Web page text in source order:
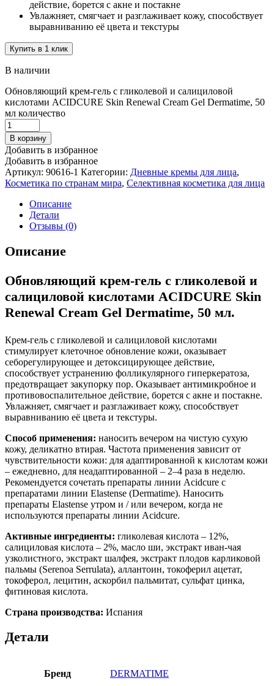
действие, борется с акне и постакне
Увлажняет, смягчает и разглаживает кожу, способствует
выравниванию её цвета и текстуры
Купить в 1 клик
В наличии
Обновляющий крем-гель с гликолевой и салициловой
кислотами ACIDCURE Skin Renewal Cream Gel Dermatime, 50
мл количество
В корзину
Добавить в избранное
Добавить в избранное
Артикул: 90616-1 Категории: Дневные кремы для лица,
Косметика по странам мира, Селективная косметика для лица
Описание
Детали
Отзывы (0)
Описание
Обновляющий крем-гель с гликолевой и
салициловой кислотами ACIDCURE Skin
Renewal Cream Gel Dermatime, 50 мл.
Крем-гель с гликолевой и салициловой кислотами
стимулирует клеточное обновление кожи, оказывает
себорегулирующее и детоксицирующее действие,
способствует устранению фолликулярного гиперкератоза,
предотвращает закупорку пор. Оказывает антимикробное и
противовоспалительное действие, борется с акне и постакне.
Увлажняет, смягчает и разглаживает кожу, способствует
выравниванию её цвета и текстуры.
Способ применения: наносить вечером на чистую сухую
кожу, деликатно втирая. Частота применения зависит от
чувствительности кожи: для адаптированной к кислотам кожи
– ежедневно, для неадаптированной – 2–4 раза в неделю.
Рекомендуется сочетать препараты линии Acidcure с
препаратами линии Elastense (Dermatime). Наносить
препараты Elastense утром и / или вечером, когда не
используются препараты линии Acidcure.
Активные ингредиенты: гликолевая кислота – 12%,
салициловая кислота – 2%, масло ши, экстракт иван-чая
узколистного, экстракт шалфея, экстракт плодов карликовой
пальмы (Serenoa Serrulata), аллантоин, токоферил ацетат,
токоферол, лецитин, аскорбил пальмитат, сульфат цинка,
фитиновая кислота.
Страна производства: Испания
Детали
Бренд DERMATIME